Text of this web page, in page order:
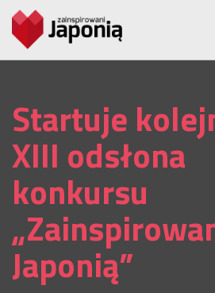
Startuje
XIII odsłona
konkursu
Japonią”